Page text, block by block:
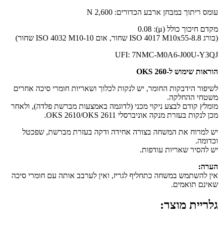
עומס ריתוך במבחן ארבע הכדורים: ‎N‎ 2,600
מקדם חיכוך כולל (μ): ‏0.08
(בורג ISO 4017 M10x55-8.8 שחור, אום ISO 4032 M10-10 שחור)
UFI: 7NMC-M0A6-J00U-Y3QJ
הוראות שימוש ל-OKS 260
לשיפור הידבקות החומר, יש לנקות לכלוך ושאריות חומרי סיכה אחרים
משטחי ההחלקה.
מומלץ קודם לבצע ניקוי מכני (לדוגמה באמצעות מברשת פלדה), ולאחר
מכן לנקות בעזרת מנקה אוניברסלי OKS 2610/OKS 2611.
יש למרוח את המשחה בצורה אחידה ודקה בעזרת מברשת, שפכטל
וכדומה.
יש להסיר שאריות עודפות.
הערה:
אין להשתמש במשחה כתחליף לגריז, ואין לערבב אותה עם חומרי סיכה
שאינם תואמים.
גלריית מוצר: